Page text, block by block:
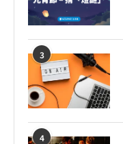
3
4